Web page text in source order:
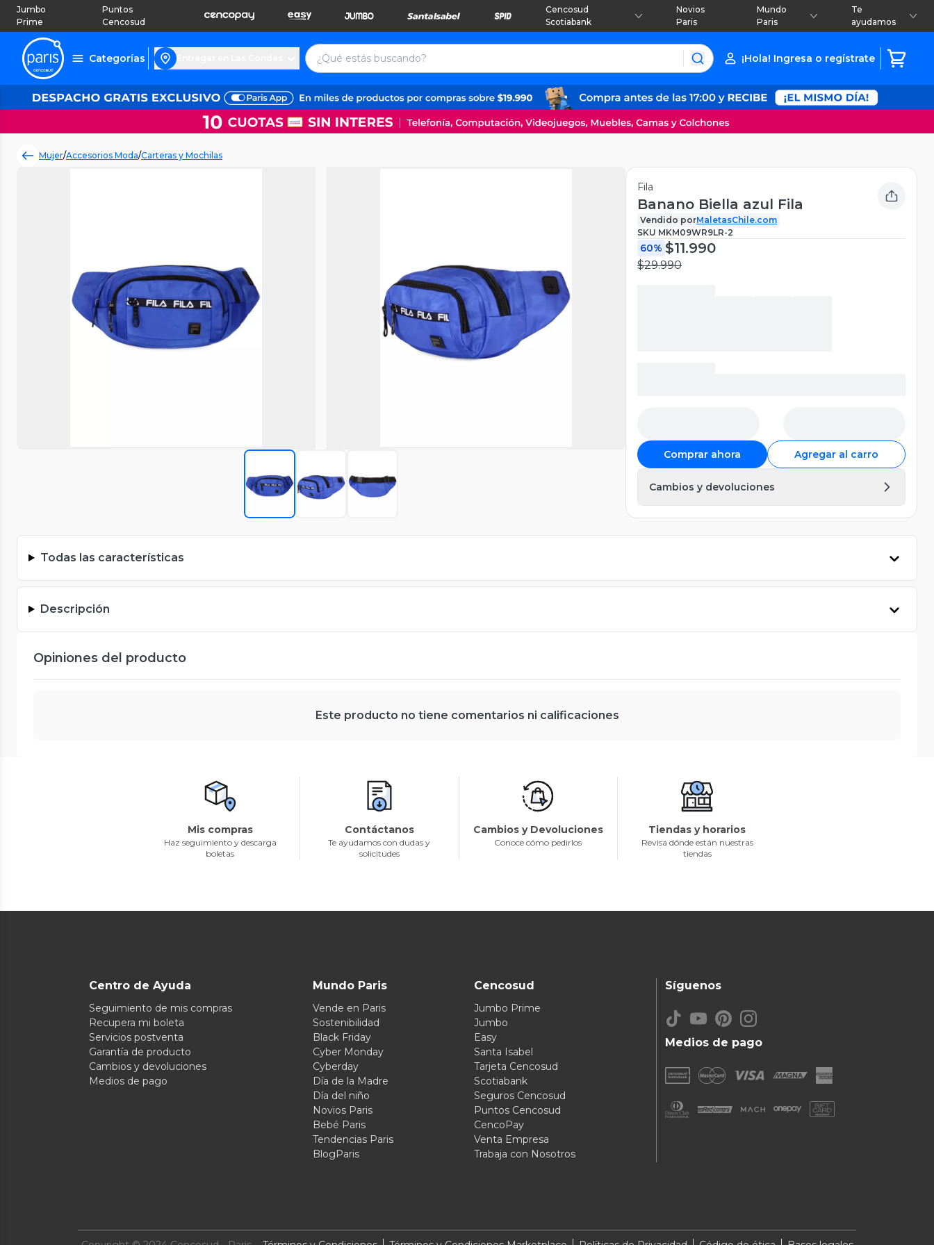
Jumbo
Prime
Puntos
Cencosud
Cencosud
Scotiabank
Novios
Paris
Mundo
Paris
Te
ayudamos
Categorías ¡Hola! Ingresa o regístrate
Mujer/Accesorios Moda/Carteras y Mochilas
Fila
Banano Biella azul Fila
Vendido porMaletasChile.com
SKU MKM09WR9LR-2
60% $11.990
$29.990
Comprar ahora Agregar al carro
Cambios y devoluciones
Todas las características
Descripción
Opiniones del producto
Este producto no tiene comentarios ni calificaciones
Mis compras
Haz seguimiento y descarga
boletas
Contáctanos
Te ayudamos con dudas y
solicitudes
Cambios y Devoluciones
Conoce cómo pedirlos
Tiendas y horarios
Revisa dónde están nuestras
tiendas
Centro de Ayuda
Seguimiento de mis compras
Recupera mi boleta
Servicios postventa
Garantía de producto
Cambios y devoluciones
Medios de pago
Mundo Paris
Vende en Paris
Sostenibilidad
Black Friday
Cyber Monday
Cyberday
Día de la Madre
Día del niño
Novios Paris
Bebé Paris
Tendencias Paris
BlogParis
Cencosud
Jumbo Prime
Jumbo
Easy
Santa Isabel
Tarjeta Cencosud
Scotiabank
Seguros Cencosud
Puntos Cencosud
CencoPay
Venta Empresa
Trabaja con Nosotros
Medios de pago
Síguenos